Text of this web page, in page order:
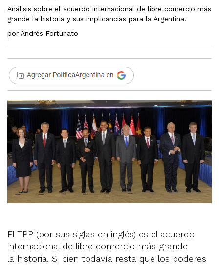
Análisis sobre el acuerdo internacional de libre comercio más
grande la historia y sus implicancias para la Argentina.
por Andrés Fortunato
El TPP (por sus siglas en inglés) es el acuerdo
internacional de libre comercio más grande
la historia. Si bien todavía resta que los poderes